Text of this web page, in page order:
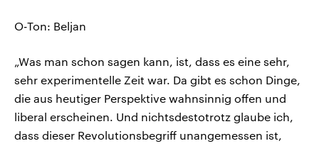
O-Ton: Beljan
„Was man schon sagen kann, ist, dass es eine sehr,
sehr experimentelle Zeit war. Da gibt es schon Dinge,
die aus heutiger Perspektive wahnsinnig offen und
liberal erscheinen. Und nichtsdestotrotz glaube ich,
dass dieser Revolutionsbegriff unangemessen ist,